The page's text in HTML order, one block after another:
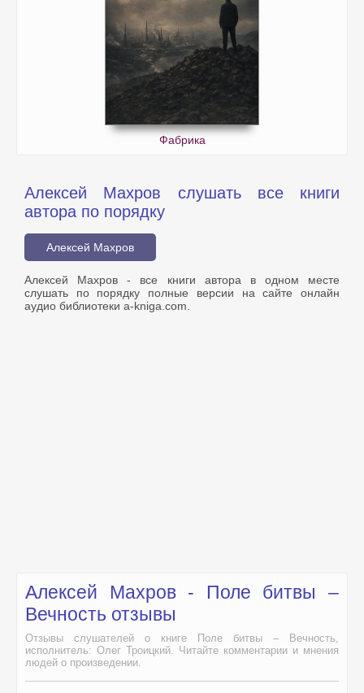
Фабрика
Алексей Махров слушать все книги
автора по порядку
Алексей Махров
Алексей Махров - все книги автора в одном месте
слушать по порядку полные версии на сайте онлайн
аудио библиотеки a-kniga.com.
Алексей Махров - Поле битвы –
Вечность отзывы
Отзывы слушателей о книге Поле битвы – Вечность,
исполнитель: Олег Троицкий. Читайте комментарии и мнения
людей о произведении.